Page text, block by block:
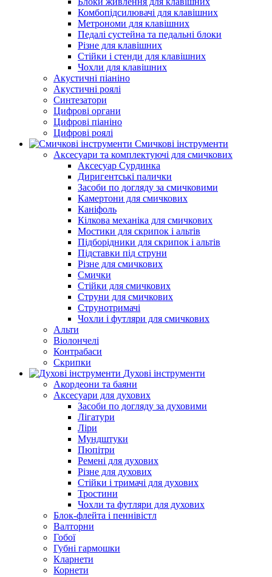
Комбопідсилювачі для клавішних
Метрономи для клавішних
Педалі сустейна та педальні блоки
Різне для клавішних
Стійки і стенди для клавішних
Чохли для клавішних
Акустичні піаніно
Акустичні роялі
Синтезатори
Цифрові органи
Цифрові піаніно
Цифрові роялі
Смичкові інструменти
Аксесуари та комплектуючі для смичкових
Аксесуар Сурдинка
Диригентські палички
Засоби по догляду за смичковими
Камертони для смичкових
Каніфоль
Кілкова механіка для смичкових
Мостики для скрипок і альтів
Підборiдники для скрипок і альтів
Підставки під струни
Різне для смичкових
Смички
Стійки для смичкових
Струни для смичкових
Струнотримачі
Чохли і футляри для смичкових
Альти
Віолончелі
Контрабаси
Скрипки
Духові інструменти
Акордеони та баяни
Аксесуари для духових
Засоби по догляду за духовими
Лігатури
Ліри
Мундштуки
Пюпітри
Ремені для духових
Різне для духових
Стійки і тримачі для духових
Тростини
Чохли та футляри для духових
Блок-флейта і пеннівістл
Валторни
Гобої
Губні гармошки
Кларнети
Корнети